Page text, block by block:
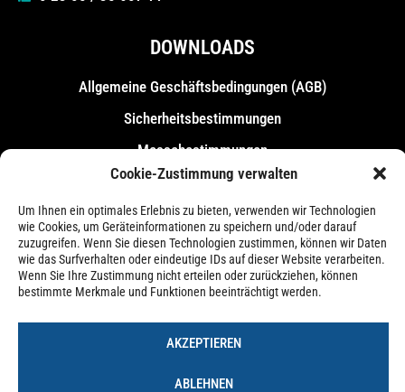
Cookie-Zustimmung verwalten
Um Ihnen ein optimales Erlebnis zu bieten, verwenden wir Technologien
wie Cookies, um Geräteinformationen zu speichern und/oder darauf
zuzugreifen. Wenn Sie diesen Technologien zustimmen, können wir Daten
wie das Surfverhalten oder eindeutige IDs auf dieser Website verarbeiten.
Wenn Sie Ihre Zustimmung nicht erteilen oder zurückziehen, können
bestimmte Merkmale und Funktionen beeinträchtigt werden.
AKZEPTIEREN
ABLEHNEN
DOWNLOADS
Allgemeine Geschäfts­bedingungen (AGB)
Sicherheitsbestimmungen
Messebestimmungen